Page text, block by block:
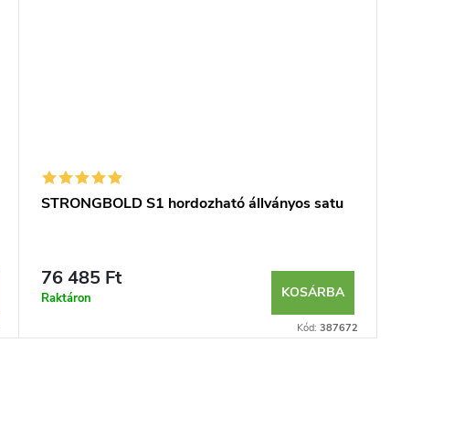
STRONGBOLD S1 hordozható állványos satu
76 485 Ft
Raktáron KOSÁRBA
Kód: 387672